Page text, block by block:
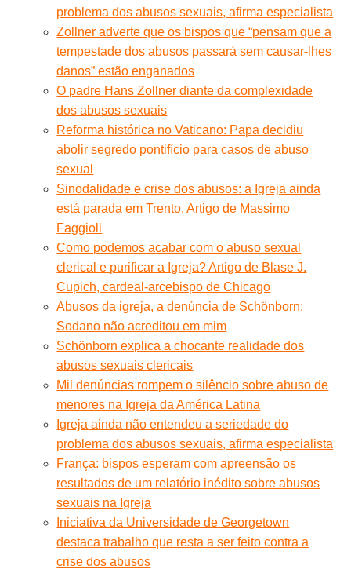
problema dos abusos sexuais, afirma especialista
Zollner adverte que os bispos que “pensam que a
tempestade dos abusos passará sem causar-lhes
danos” estão enganados
O padre Hans Zollner diante da complexidade
dos abusos sexuais
Reforma histórica no Vaticano: Papa decidiu
abolir segredo pontifício para casos de abuso
sexual
Sinodalidade e crise dos abusos: a Igreja ainda
está parada em Trento. Artigo de Massimo
Faggioli
Como podemos acabar com o abuso sexual
clerical e purificar a Igreja? Artigo de Blase J.
Cupich, cardeal-arcebispo de Chicago
Abusos da igreja, a denúncia de Schönborn:
Sodano não acreditou em mim
Schönborn explica a chocante realidade dos
abusos sexuais clericais
Mil denúncias rompem o silêncio sobre abuso de
menores na Igreja da América Latina
Igreja ainda não entendeu a seriedade do
problema dos abusos sexuais, afirma especialista
França: bispos esperam com apreensão os
resultados de um relatório inédito sobre abusos
sexuais na Igreja
Iniciativa da Universidade de Georgetown
destaca trabalho que resta a ser feito contra a
crise dos abusos